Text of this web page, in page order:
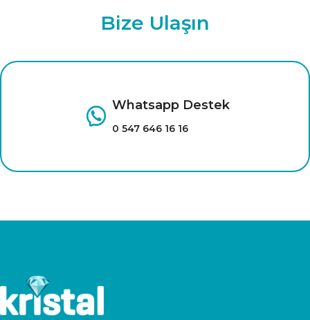
Bize Ulaşın
Whatsapp Destek
0 547 646 16 16